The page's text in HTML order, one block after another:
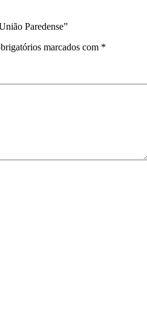
Paredense”
marcados com *